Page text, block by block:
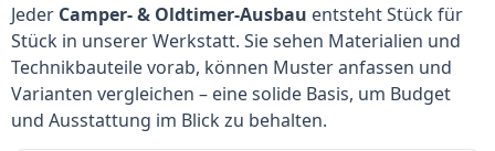
Jeder Camper- & Oldtimer-Ausbau entsteht Stück für
Stück in unserer Werkstatt. Sie sehen Materialien und
Technikbauteile vorab, können Muster anfassen und
Varianten vergleichen – eine solide Basis, um Budget
und Ausstattung im Blick zu behalten.